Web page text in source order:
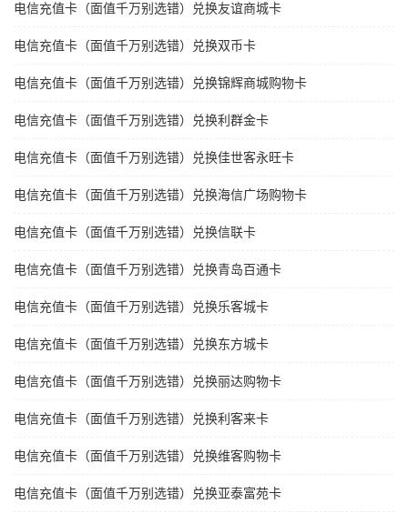
电信充值卡（面值千万别选错）兑换友谊商城卡
电信充值卡（面值千万别选错）兑换双币卡
电信充值卡（面值千万别选错）兑换锦辉商城购物卡
电信充值卡（面值千万别选错）兑换利群金卡
电信充值卡（面值千万别选错）兑换佳世客永旺卡
电信充值卡（面值千万别选错）兑换海信广场购物卡
电信充值卡（面值千万别选错）兑换信联卡
电信充值卡（面值千万别选错）兑换青岛百通卡
电信充值卡（面值千万别选错）兑换乐客城卡
电信充值卡（面值千万别选错）兑换东方城卡
电信充值卡（面值千万别选错）兑换丽达购物卡
电信充值卡（面值千万别选错）兑换利客来卡
电信充值卡（面值千万别选错）兑换维客购物卡
电信充值卡（面值千万别选错）兑换亚泰富苑卡